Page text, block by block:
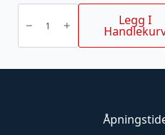
HYD
1560
0/A
TA
Legg I